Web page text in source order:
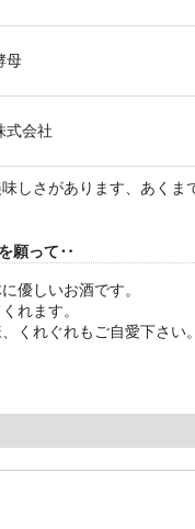
母
式会社
しさがあります、あくま
願って‥
優しいお酒です。
れます。
くれぐれもご自愛下さい